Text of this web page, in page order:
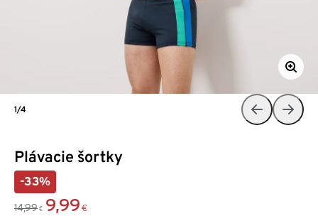
Plávacie šortky
-33%
14,99 € 9,99 €
1/4